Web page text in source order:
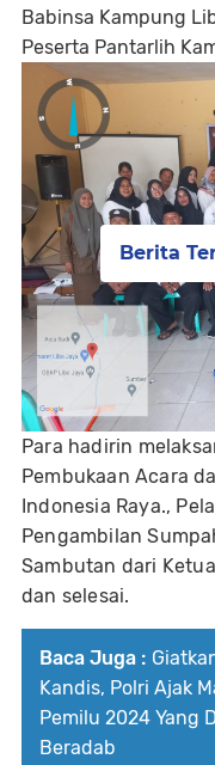
Babinsa Kampung
Peserta Pantarlih
Para hadirin
Pembukaan Acara
Indonesia Raya.,
Pengambilan
Sambutan dari
dan selesai.
Baca Juga :
Kandis, Polri Ajak
Pemilu 2024 Yang
Beradab
Berita